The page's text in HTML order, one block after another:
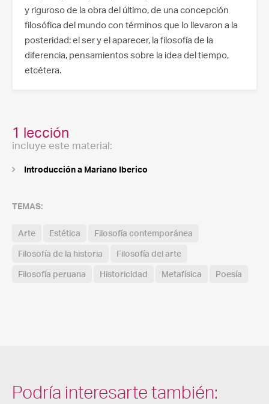
y riguroso de la obra del último, de una concepción
filosófica del mundo con términos que lo llevaron a la
posteridad: el ser y el aparecer, la filosofía de la
diferencia, pensamientos sobre la idea del tiempo,
etcétera.
1 lección
incluye este material:
Introducción a Mariano Iberico
TEMAS:
Arte Estética
Filosofía contemporánea
Filosofía de la historia
Filosofía del arte
Filosofía peruana
Historicidad Metafísica Poesía
Podría interesarte también: